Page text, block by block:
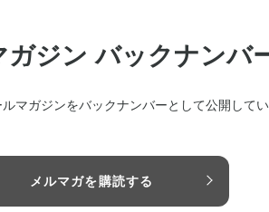
ガジン バックナンバ
マガジンをバックナンバーとして公開してい
メルマガを購読する